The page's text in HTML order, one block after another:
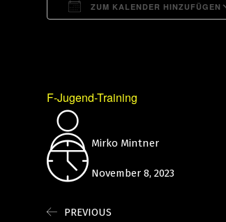
ZUM KALENDER HINZUFÜGEN
F-Jugend-Training
Mirko Mintner
November 8, 2023
PREVIOUS